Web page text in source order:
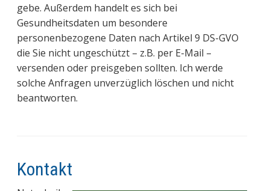
gebe. Außerdem handelt es sich bei
Gesundheitsdaten um besondere
personenbezogene Daten nach Artikel 9 DS-GVO
die Sie nicht ungeschützt – z.B. per E-Mail –
versenden oder preisgeben sollten. Ich werde
solche Anfragen unverzüglich löschen und nicht
beantworten.
Kontakt